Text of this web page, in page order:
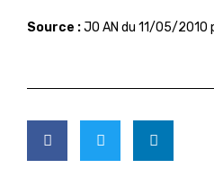
Source :JO AN du 11/05/2010